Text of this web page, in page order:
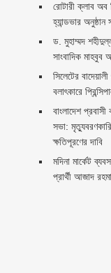
রোটারী ক্লাব অব
হ্যান্ডভার
ড. মুহাম্মদ
সাংবাদিক মাহবুব
সিলেটের
বলাৎকারে
বাংলাদেশ
সভা:
ক্ষতিপূরণের দাবি
মদিনা মার্কেট
প্রার্থী আজাদ